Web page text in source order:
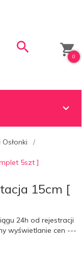
0
5szt ]
15cm [
24h od rejestracji
wyświetlanie cen ---